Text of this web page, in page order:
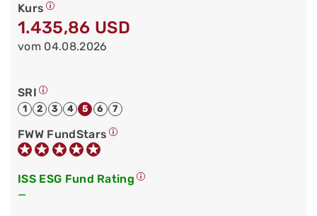
Kurs
1.435,86 USD
vom 04.08.2026
SRI
1 2 3 4 5 6 7
FWW FundStars
ISS ESG Fund Rating
—